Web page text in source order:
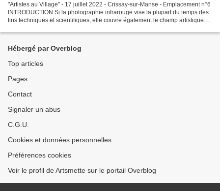
"Artistes au Village" - 17 juillet 2022 - Crissay-sur-Manse - Emplacement n°6
INTRODUCTION Si la photographie infrarouge vise la plupart du temps des
fins techniques et scientifiques, elle couvre également le champ artistique.
Hébergé par Overblog
Top articles
Pages
Contact
Signaler un abus
C.G.U.
Cookies et données personnelles
Préférences cookies
Voir le profil de Artsmette sur le portail Overblog